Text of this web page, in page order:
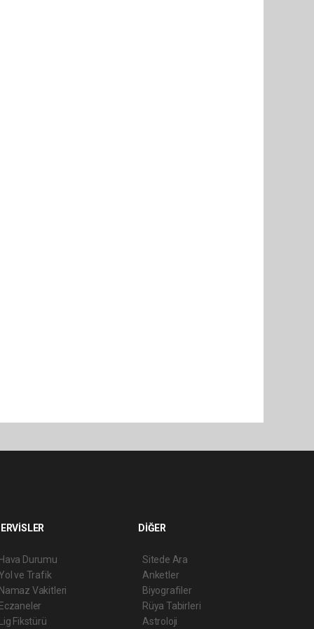
Durumu
ve Trafik
Vakitleri
Fikstürü
DİĞER
Sitede Ara
Anketler
Biyografiler
Rüya Tabirleri
Astroloji